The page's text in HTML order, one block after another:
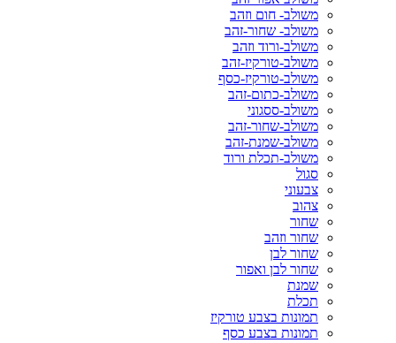
משולב- חום וזהב
משולב- שחור-זהב
משולב-ורוד וזהב
משולב-טורקיז-זהב
משולב-טורקיז-כסף
משולב-כתום-זהב
משולב-ססגוני
משולב-שחור-זהב
משולב-שמנת-זהב
משולב-תכלת ורוד
סגול
צבעוני
צהוב
שחור
שחור וזהב
שחור לבן
שחור לבן ואפור
שמנת
תכלת
תמונות בצבע טורקיז
תמונות בצבע כסף